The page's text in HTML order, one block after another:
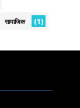
सामाजिक (1)